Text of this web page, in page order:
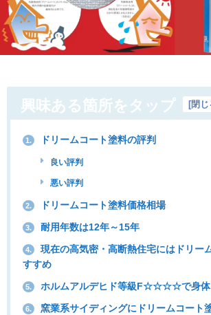
興味ある箇所をタップ [閉じ
1. ドリームコート塗料の評判
良い評判
悪い評判
2. ドリームコート塗料価格相場
3. 耐用年数は12年～15年
4.
現在の高気密・高断熱住宅にはドリー
すすめ
5. ホルムアルデヒド等級F☆☆☆☆で身体
6. 窯業系サイディングにドリームコート